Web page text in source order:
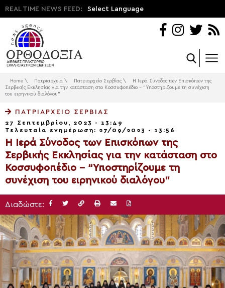
REAL TIME NEWS FEED: Select Language
Home \ Πατριαρχεία \ Πατριαρχείο Σερβίας \
Η Ιερά Σύνοδος των Επισκόπων της
Σερβικής Εκκλησίας για την κατάσταση στο Κοσσυφοπέδιο – “Υποστηρίζουμε τη συνέχιση
του ειρηνικού διαλόγου”
ΠΑΤΡΙΑΡΧΕΊΟ ΣΕΡΒΊΑΣ
27 Σεπτεμβρίου, 2023 - 13:49
Τελευταία ενημέρωση: 27/09/2023 - 13:56
Η Ιερά Σύνοδος των Επισκόπων της
Σερβικής Εκκλησίας για την κατάσταση στο
Κοσσυφοπέδιο – “Υποστηρίζουμε τη
συνέχιση του ειρηνικού διαλόγου”
Διαδώστε: